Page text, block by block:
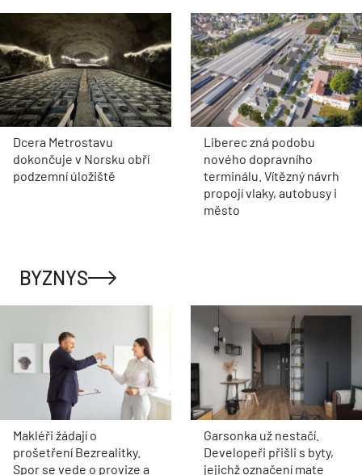
Dcera Metrostavu
dokončuje v Norsku obří
podzemní úložiště
Liberec zná podobu
nového dopravního
terminálu. Vítězný návrh
propojí vlaky, autobusy i
město
BYZNYS
Makléři žádají o
prošetření Bezrealitky.
Spor se vede o provize a
Garsonka už nestačí.
Developeři přišli s byty,
jejichž označení mate